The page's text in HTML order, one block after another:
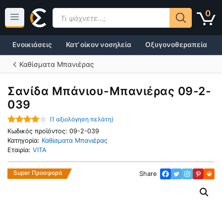
περιεχόμενο
0
Products
search
Κατ’ οίκον νοσηλεία Οξυγονοθεραπεία
Ενοικιάσεις
Καθίσματα Μπανιέρας
Σανίδα Mπάνιου-Μπανιέρας 09-2-
039
4.00out
of 5
(1 αξιολόγηση πελάτη)
Κωδικός προϊόντος: 09-2-039
Κατηγορία: Καθίσματα Μπανιέρας
Εταιρία: VITA
Share
Super Προσφορά